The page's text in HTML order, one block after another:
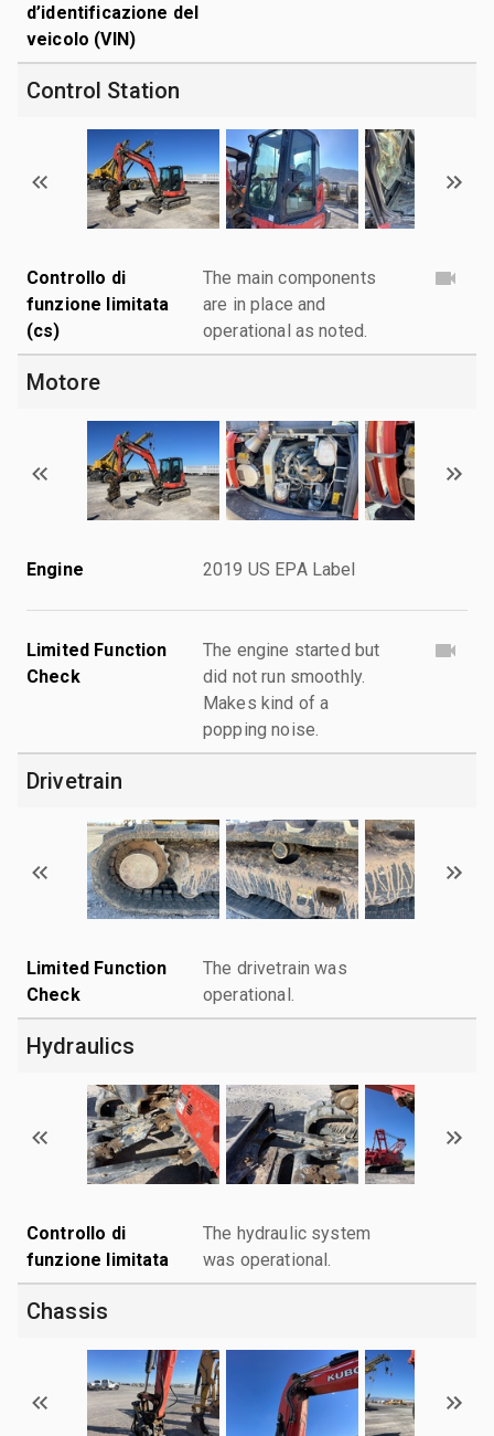
d’identificazione del
veicolo (VIN)
Control Station
Controllo di
funzione limitata
(cs)
The main components
are in place and
operational as noted.
Motore
Engine 2019 US EPA Label
Limited Function
Check
The engine started but
did not run smoothly.
Makes kind of a
popping noise.
Drivetrain
Limited Function
Check
The drivetrain was
operational.
Hydraulics
Controllo di
funzione limitata
The hydraulic system
was operational.
Chassis